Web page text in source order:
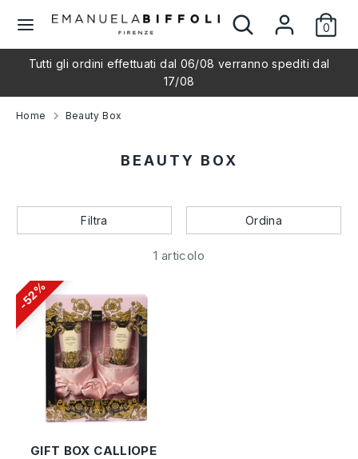
Cerca
Cerca
nostro
negozio
0
L
n
a
nel
nostro
Tutti gli ordini effettuati dal 06/08 verranno spediti dal
17/08
Home Beauty Box
BEAUTY BOX
Filtra Ordina
1 articolo
52%
GIFT BOX CALLIOPE